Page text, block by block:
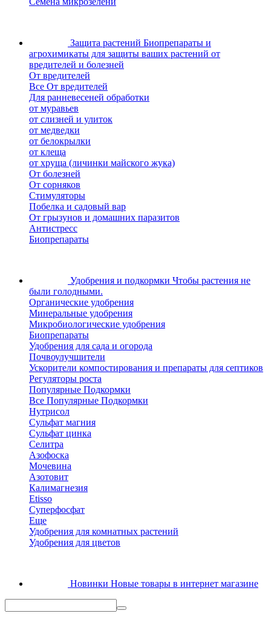
Защита растений Биопрепараты и
агрохимикаты для защиты ваших растений от
вредителей и болезней
От вредителей
Все От вредителей
Для ранневесеней обработки
от муравьев
от слизней и улиток
от медведки
от белокрылки
от клеща
от хруща (личинки майского жука)
От болезней
От сорняков
Стимуляторы
Побелка и садовый вар
От грызунов и домашних паразитов
Антистресс
Биопрепараты
Удобрения и подкормки Чтобы растения не
были голодными.
Органические удобрения
Минеральные удобрения
Микробиологические удобрения
Биопрепараты
Удобрения для сада и огорода
Почвоулучшители
Ускорители компостирования и препараты для септиков
Регуляторы роста
Популярные Подкормки
Все Популярные Подкормки
Нутрисол
Сульфат магния
Сульфат цинка
Селитра
Азофоска
Мочевина
Азотовит
Калимагнезия
Etisso
Суперфосфат
Еще
Удобрения для комнатных растений
Удобрения для цветов
Новинки Новые товары в интернет магазине